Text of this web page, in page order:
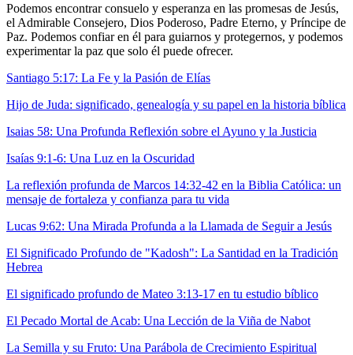
Podemos encontrar consuelo y esperanza en las promesas de Jesús,
el Admirable Consejero, Dios Poderoso, Padre Eterno, y Príncipe de
Paz. Podemos confiar en él para guiarnos y protegernos, y podemos
experimentar la paz que solo él puede ofrecer.
Santiago 5:17: La Fe y la Pasión de Elías
Hijo de Juda: significado, genealogía y su papel en la historia bíblica
Isaias 58: Una Profunda Reflexión sobre el Ayuno y la Justicia
Isaías 9:1-6: Una Luz en la Oscuridad
La reflexión profunda de Marcos 14:32-42 en la Biblia Católica: un
mensaje de fortaleza y confianza para tu vida
Lucas 9:62: Una Mirada Profunda a la Llamada de Seguir a Jesús
El Significado Profundo de "Kadosh": La Santidad en la Tradición
Hebrea
El significado profundo de Mateo 3:13-17 en tu estudio bíblico
El Pecado Mortal de Acab: Una Lección de la Viña de Nabot
La Semilla y su Fruto: Una Parábola de Crecimiento Espiritual